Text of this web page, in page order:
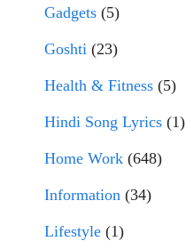
Gadgets (5)
Goshti (23)
Health & Fitness (5)
Hindi Song Lyrics (1)
Home Work (648)
Information (34)
Lifestyle (1)